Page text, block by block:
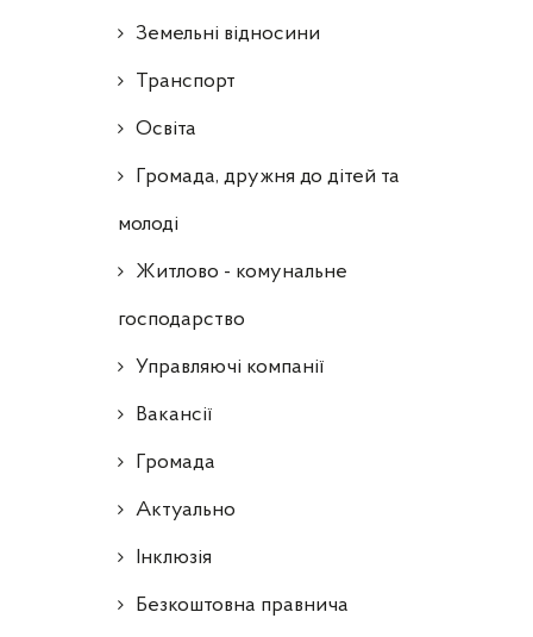
Земельні відносини
Транспорт
Освіта
Громада, дружня до дітей та
молоді
Житлово - комунальне
господарство
Управляючі компанії
Ваканcії
Громада
Актуально
Інклюзія
Безкоштовна правнича